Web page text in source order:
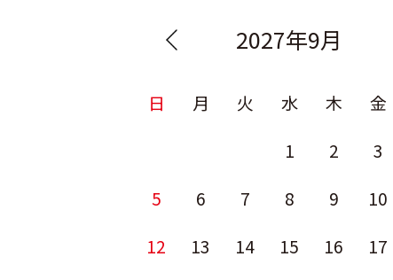
2027年9月
日 月 火 水 木 金
1
2 3
5
6 7 8 9 10
12
13 14 15 16 17